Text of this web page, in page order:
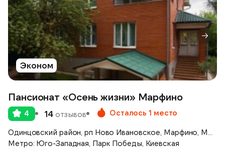
Эконом
Пансионат «Осень жизни» Марфино
4 14отзывов Осталось 1 место
Метро: Юго-Западная, Парк Победы, Киевская